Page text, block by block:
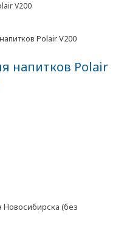
V200
напитков Polair
Новосибирска (без